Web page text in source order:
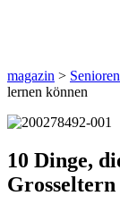
magazin > Senioren
lernen können
10 Dinge,